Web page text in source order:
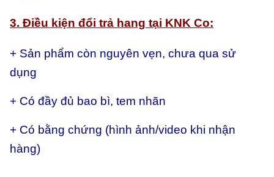
3. Điều kiện đổi trả hang tại KNK Co:
+ Sản phẩm còn nguyên vẹn, chưa qua sử
dụng
+ Có đầy đủ bao bì, tem nhãn
+ Có bằng chứng (hình ảnh/video khi nhận
hàng)